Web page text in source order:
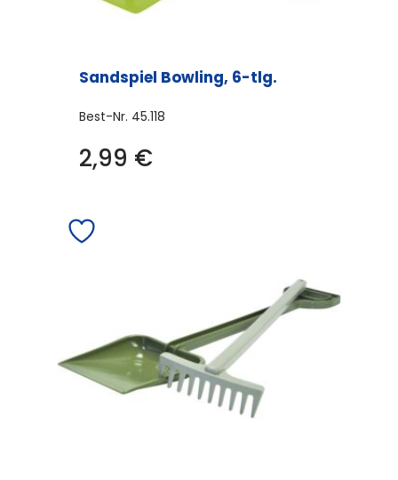
Sandspiel Bowling, 6-tlg.
Best-Nr. 45.118
2,99 €